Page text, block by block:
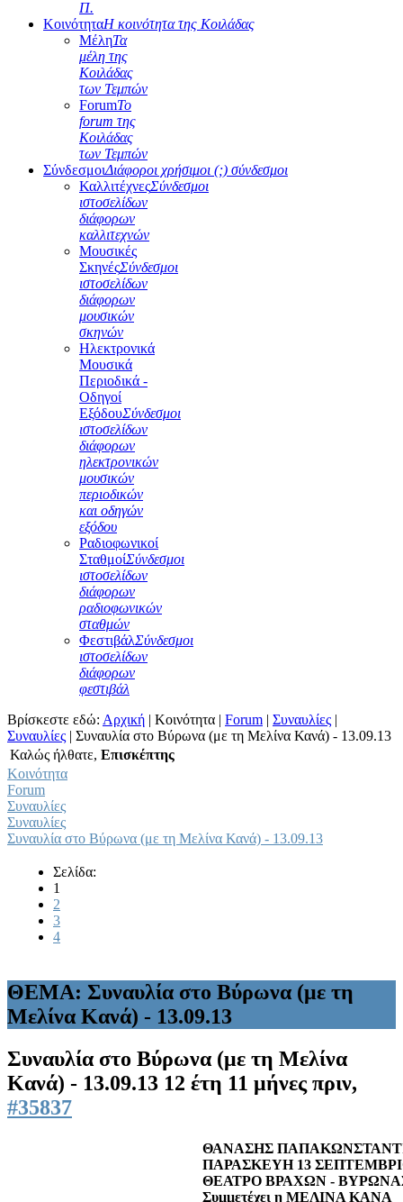
Π.
ΚοινότηταΗ κοινότητα της Κοιλάδας
ΜέληΤα
μέλη της
Κοιλάδας
των Τεμπών
ForumΤο
forum της
Κοιλάδας
των Τεμπών
ΣύνδεσμοιΔιάφοροι χρήσιμοι (;) σύνδεσμοι
ΚαλλιτέχνεςΣύνδεσμοι
ιστοσελίδων
διάφορων
καλλιτεχνών
Μουσικές
ΣκηνέςΣύνδεσμοι
ιστοσελίδων
διάφορων
μουσικών
σκηνών
Ηλεκτρονικά
Μουσικά
Περιοδικά -
Οδηγοί
ΕξόδουΣύνδεσμοι
ιστοσελίδων
διάφορων
ηλεκτρονικών
μουσικών
περιοδικών
και οδηγών
εξόδου
Ραδιοφωνικοί
ΣταθμοίΣύνδεσμοι
ιστοσελίδων
διάφορων
ραδιοφωνικών
σταθμών
ΦεστιβάλΣύνδεσμοι
ιστοσελίδων
διάφορων
φεστιβάλ
Βρίσκεστε εδώ: Αρχική | Κοινότητα | Forum | Συναυλίες |
Συναυλίες | Συναυλία στο Βύρωνα (με τη Μελίνα Κανά) - 13.09.13
Καλώς ήλθατε, Επισκέπτης
Κοινότητα
Forum
Συναυλίες
Συναυλίες
Συναυλία στο Βύρωνα (με τη Μελίνα Κανά) - 13.09.13
Σελίδα:
1
2
3
4
ΘΕΜΑ: Συναυλία στο Βύρωνα (με τη
Μελίνα Κανά) - 13.09.13
Συναυλία στο Βύρωνα (με τη Μελίνα
Κανά) - 13.09.13 12 έτη 11 μήνες πριν,
#35837
ΘΑΝΑΣΗΣ
ΠΑΡΑΣΚΕΥΗ 13
ΘΕΑΤΡΟ ΒΡΑΧΩΝ -
Συμμετέχει η ΜΕΛΙΝΑ ΚΑΝΑ